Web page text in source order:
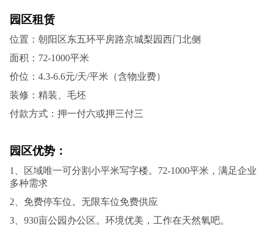
园区租赁
位置：朝阳区东五环平房路京城梨园西门北侧
面积：72-1000平米
价位：4.3-6.6元/天/平米（含物业费）
装修：精装、毛坯
付款方式：押一付六或押三付三
园区优势：
1、区域唯一可分割小平米写字楼。72-1000平米，满足企业
多种需求
2、免费停车位。无限车位免费供应
3、930亩公园办公区。环境优美，工作在天然氧吧。